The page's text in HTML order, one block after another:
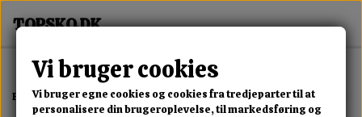
Forside Erotisk Kollektion Alle Produkter Kinky Pleasure Double
Vi bruger cookies
Vi bruger egne cookies og cookies fra tredjeparter til at
personalisere din brugeroplevelse, til markedsføring og